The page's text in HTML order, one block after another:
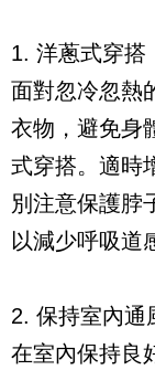
1. 洋蔥式穿搭
面對忽冷忽熱
衣物，避免身
式穿搭。適時
別注意保護脖
以減少呼吸道
2. 保持室內通
在室內保持良